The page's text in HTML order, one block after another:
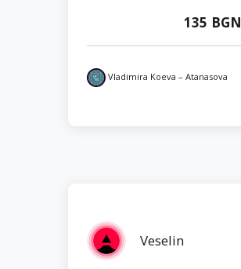
135 BGN
Vladimira Koeva – Atanasova
Veselin